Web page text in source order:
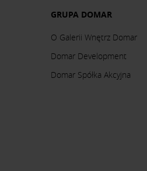
GRUPA DOMAR
O Galerii Wnętrz Domar
Domar Development
Domar Spółka Akcyjna